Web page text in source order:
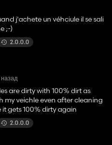
j'achete un véhciule il se sali
;-)
2.0.0.0
are dirty with 100% dirt as
my veichle even after cleaning
it gets 100% dirty again
2.0.0.0